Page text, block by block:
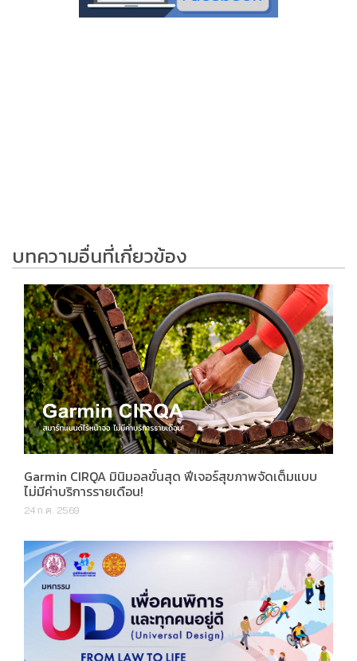
บทความอื่นที่เกี่ยวข้อง
Garmin CIRQA มินิมอลขั้นสุด ฟีเจอร์สุขภาพจัดเต็มแบบ
ไม่มีค่าบริการรายเดือน!
24 ก.ค. 2569